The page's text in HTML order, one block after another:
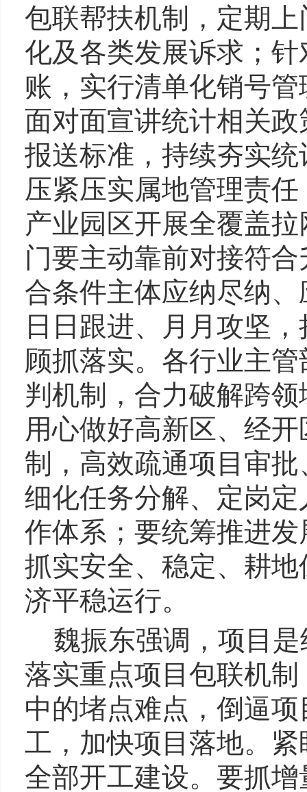
包联帮扶机制，定期
化及各类发展诉求；
账，实行清单化销号
面对面宣讲统计相关
报送标准，持续夯实
压紧压实属地管理责
产业园区开展全覆盖
门要主动靠前对接符
合条件主体应纳尽纳
日日跟进、月月攻坚
顾抓落实。各行业主
判机制，合力破解跨
用心做好高新区、经
制，高效疏通项目审
细化任务分解、定岗
作体系；要统筹推进
抓实安全、稳定、耕
济平稳运行。
魏振东强调，项目
落实重点项目包联机
中的堵点难点，倒逼
工，加快项目落地。
全部开工建设。要抓